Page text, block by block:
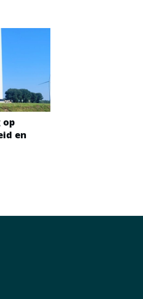
op
en